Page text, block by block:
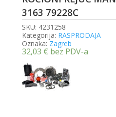
3163 79228C
SKU: 4231258
Kategorija: RASPRODAJA
Oznaka: Zagreb
32,03 € bez PDV-a